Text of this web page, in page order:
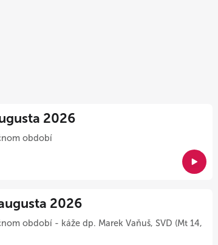
2026
období
2026
období - káže dp. Marek Vaňuš, SVD (Mt 14,